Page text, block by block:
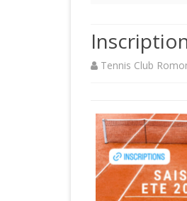
Tennis Club